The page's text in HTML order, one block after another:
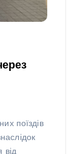
поїздів
від